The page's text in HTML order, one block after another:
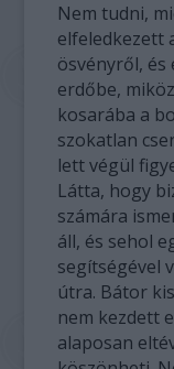
Nem tudni,
elfeledkezett
ösvényről, és
erdőbe,
kosarába a
szokatlan
lett végül
Látta, hogy
számára
áll, és sehol
segítségével
útra. Bátor
nem kezdett
alaposan